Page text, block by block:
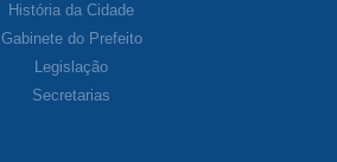
História da Cidade
Gabinete do Prefeito
Legislação
Secretarias